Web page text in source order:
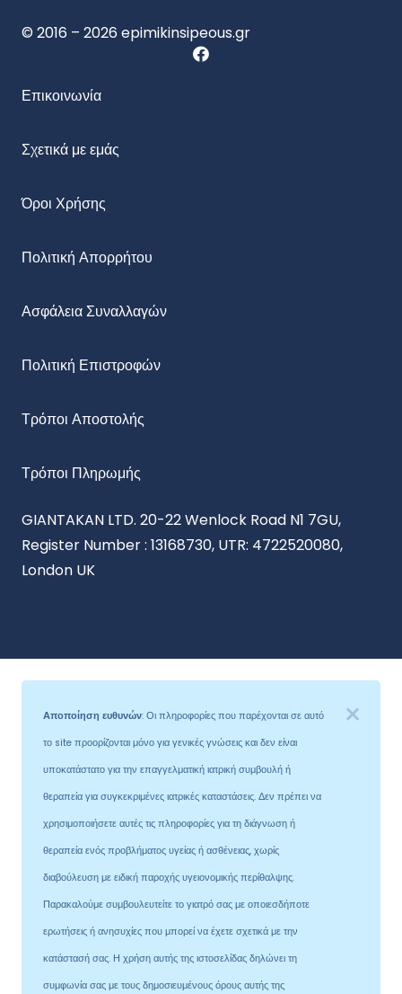
© 2016 – 2026 epimikinsipeous.gr
Επικοινωνία
Σχετικά με εμάς
Όροι Χρήσης
Πολιτική Απορρήτου
Ασφάλεια Συναλλαγών
Πολιτική Επιστροφών
Τρόποι Αποστολής
Τρόποι Πληρωμής
GIANTAKAN LTD. 20-22 Wenlock Road N1 7GU,
Register Number : 13168730, UTR: 4722520080,
London UK
Αποποίηση ευθυνών: Οι πληροφορίες που παρέχονται σε αυτό
το site προορίζονται μόνο για γενικές γνώσεις και δεν είναι
υποκατάστατο για την επαγγελματική ιατρική συμβουλή ή
θεραπεία για συγκεκριμένες ιατρικές καταστάσεις. Δεν πρέπει να
χρησιμοποιήσετε αυτές τις πληροφορίες για τη διάγνωση ή
θεραπεία ενός προβλήματος υγείας ή ασθένειας, χωρίς
διαβούλευση με ειδική παροχής υγειονομικής περίθαλψης.
Παρακαλούμε συμβουλευτείτε το γιατρό σας με οποιεσδήποτε
ερωτήσεις ή ανησυχίες που μπορεί να έχετε σχετικά με την
κατάστασή σας. Η χρήση αυτής της ιστοσελίδας δηλώνει τη
συμφωνία σας με τους δημοσιευμένους όρους αυτής της